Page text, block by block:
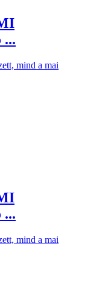
...
mind a mai
...
mind a mai